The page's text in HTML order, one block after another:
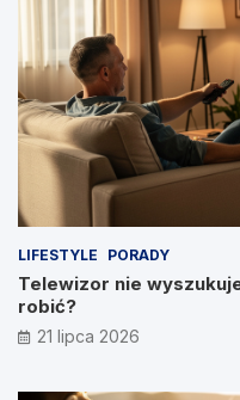
LIFESTYLE PORADY
Telewizor nie
robić?
21 lipca 2026